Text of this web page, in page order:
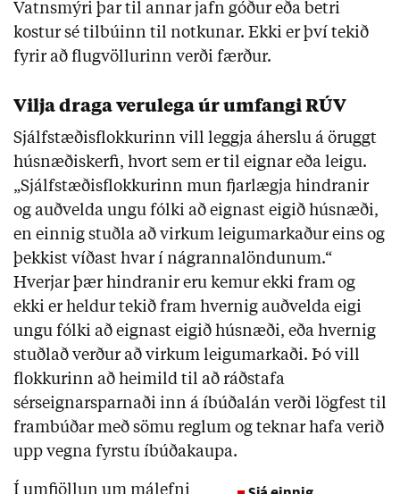
Vatnsmýri þar til annar jafn góður eða betri
kostur sé tilbúinn til notkunar. Ekki er því tekið
fyrir að flugvöllurinn verði færður.
Vilja draga verulega úr umfangi RÚV
Sjálfstæðisflokkurinn vill leggja áherslu á öruggt
húsnæðiskerfi, hvort sem er til eignar eða leigu.
„Sjálfstæðisflokkurinn mun fjarlægja hindranir
og auðvelda ungu fólki að eignast eigið húsnæði,
en einnig stuðla að virkum leigumarkaður eins og
þekkist víðast hvar í nágrannalöndunum.“
Hverjar þær hindranir eru kemur ekki fram og
ekki er heldur tekið fram hvernig auðvelda eigi
ungu fólki að eignast eigið húsnæði, eða hvernig
stuðlað verður að virkum leigumarkaði. Þó vill
flokkurinn að heimild til að ráðstafa
sérseignarsparnaði inn á íbúðalán verði lögfest til
frambúðar með sömu reglum og teknar hafa verið
upp vegna fyrstu íbúðakaupa.
Í umfjöllun um málefni